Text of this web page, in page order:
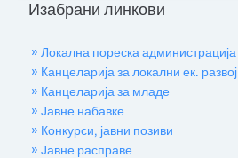
Изабрани линкови
» Локална пореска администрација
» Канцеларија за локални ек. развој
» Канцеларија за младе
» Јавне набавке
» Конкурси, јавни позиви
» Јавне расправе